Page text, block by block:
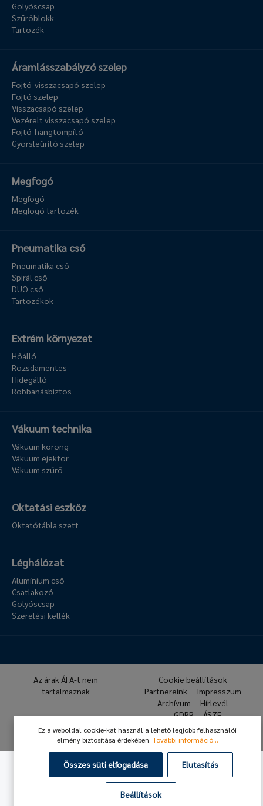
Golyóscsap
Szűrőblokk
Tartozék
Áramlásszabályzó szelep
Fojtó-visszacsapó szelep
Fojtó szelep
Visszacsapó szelep
Vezérelt visszacsapó szelep
Fojtó-hangtompító
Gyorsleürítő szelep
Megfogó
Megfogó
Megfogó tartozék
Pneumatika cső
Pneumatika cső
Spirál cső
DUO cső
Tartozékok
Extrém környezet
Hőálló
Rozsdamentes
Hidegálló
Robbanásbiztos
Vákuum technika
Vákuum korong
Vákuum ejektor
Vákuum szűrő
Oktatási eszköz
Oktatótábla szett
Léghálózat
Alumínium cső
Csatlakozó
Golyóscsap
Szerelési kellék
© 2026 Hafner Pneumatika
Az árak ÁFA-t nem
tartalmaznak
Cookie beállítások
Partnereink
Impresszum
Archívum
Hírlevél
GDPR
ÁSZF
Ez a weboldal cookie-kat használ a lehető legjobb felhasználói
élmény biztosítása érdekében. További információ...
Összes süti elfogadása Elutasítás
Beállítások